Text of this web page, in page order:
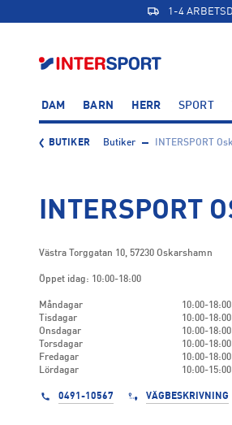
1-4
DAM BARN HERR SPORT
BUTIKER Butiker INTERSPORT
INTERSPORT
Västra Torggatan 10, 57230 Oskarshamn
Öppet idag: 10:00-18:00
Måndagar
10:00-18:00
Tisdagar
10:00-18:00
Onsdagar
10:00-18:00
Torsdagar
10:00-18:00
Fredagar
10:00-18:00
Lördagar
10:00-15:00
0491-10567 VÄGBESKRIVNING